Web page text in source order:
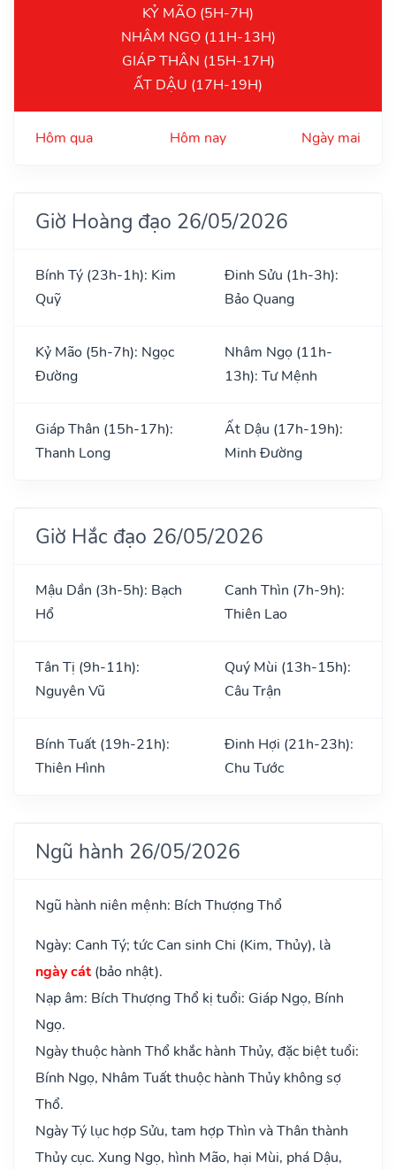
KỶ MÃO (5H-7H)
NHÂM NGỌ (11H-13H)
GIÁP THÂN (15H-17H)
ẤT DẬU (17H-19H)
Hôm qua Hôm nay Ngày mai
Giờ Hoàng đạo 26/05/2026
Bính Tý (23h-1h): Kim
Quỹ
Đinh Sửu (1h-3h):
Bảo Quang
Kỷ Mão (5h-7h): Ngọc
Đường
Nhâm Ngọ (11h-
13h): Tư Mệnh
Giáp Thân (15h-17h):
Thanh Long
Ất Dậu (17h-19h):
Minh Đường
Giờ Hắc đạo 26/05/2026
Mậu Dần (3h-5h): Bạch
Hổ
Canh Thìn (7h-9h):
Thiên Lao
Tân Tị (9h-11h):
Nguyên Vũ
Quý Mùi (13h-15h):
Câu Trận
Bính Tuất (19h-21h):
Thiên Hình
Đinh Hợi (21h-23h):
Chu Tước
Ngũ hành 26/05/2026
Ngũ hành niên mệnh: Bích Thượng Thổ
Ngày: Canh Tý; tức Can sinh Chi (Kim, Thủy), là
ngày cát(bảo nhật).
Nạp âm: Bích Thượng Thổ kị tuổi: Giáp Ngọ, Bính
Ngọ.
Ngày thuộc hành Thổ khắc hành Thủy, đặc biệt tuổi:
Bính Ngọ, Nhâm Tuất thuộc hành Thủy không sợ
Thổ.
Ngày Tý lục hợp Sửu, tam hợp Thìn và Thân thành
Thủy cục. Xung Ngọ, hình Mão, hại Mùi, phá Dậu,